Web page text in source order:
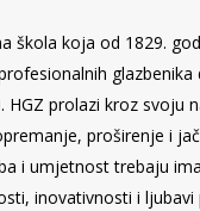
škola koja od 1829.
prolazi kroz svoju
proširenje i
i umjetnost trebaju
inovativnosti i ljubavi